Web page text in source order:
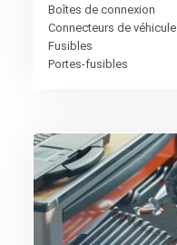
Boîtes de connexion
Connecteurs de véhicule
Fusibles
Portes-fusibles